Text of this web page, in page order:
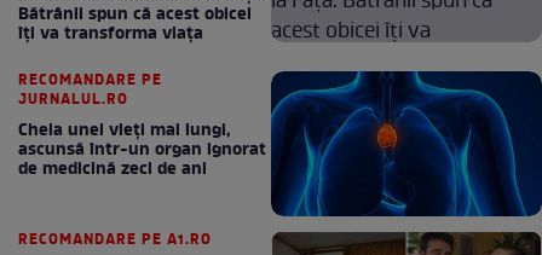
Bătrânii spun că acest obicei
îți va transforma viața
RECOMANDARE PE
JURNALUL.RO
Cheia unei vieți mai lungi,
ascunsă într-un organ ignorat
de medicină zeci de ani
RECOMANDARE PE A1.RO